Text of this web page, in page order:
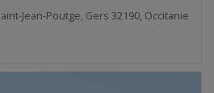
Jean-Poutge, Gers 32190, Occitanie